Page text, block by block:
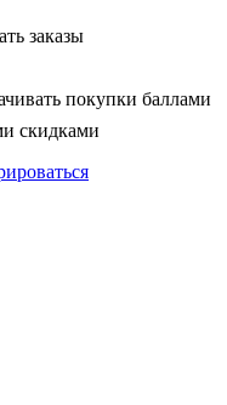
заказы
покупки баллами
скидками